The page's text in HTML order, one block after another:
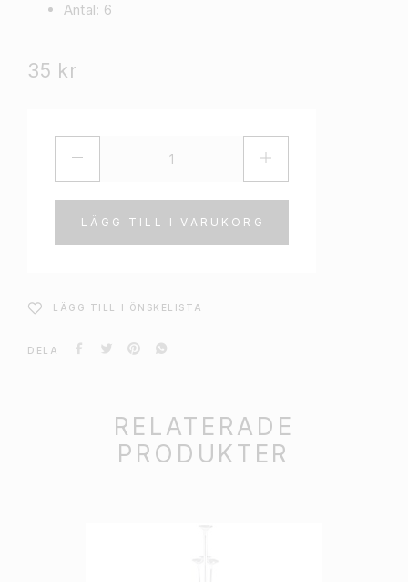
Antal: 6
35 kr
LÄGG TILL I VARUKORG
LÄGG TILL I ÖNSKELISTA
DELA
RELATERADE
PRODUKTER